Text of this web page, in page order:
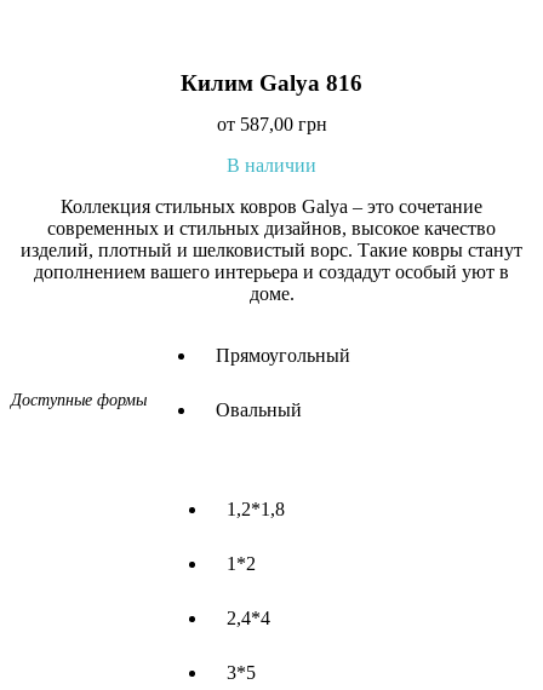
Килим Galya 816
от 587,00 грн
В наличии
Коллекция стильных ковров Galya – это сочетание
современных и стильных дизайнов, высокое качество
изделий, плотный и шелковистый ворс. Такие ковры станут
дополнением вашего интерьера и создадут особый уют в
доме.
Доступные формы
Прямоугольный
Овальный
1,2*1,8
1*2
2,4*4
3*5